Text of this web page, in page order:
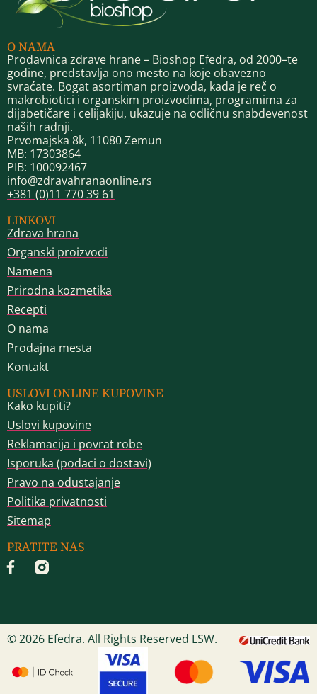
O NAMA
Prodavnica zdrave hrane – Bioshop Efedra, od 2000–te
godine, predstavlja ono mesto na koje obavezno
svraćate. Bogat asortiman proizvoda, kada je reč o
makrobiotici i organskim proizvodima, programima za
dijabetičare i celijakiju, ukazuje na odličnu snabdevenost
naših radnji.
Prvomajska 8k, 11080 Zemun
MB: 17303864
PIB: 100092467
info@zdravahranaonline.rs
+381 (0)11 770 39 61
LINKOVI
Zdrava hrana
Organski proizvodi
Namena
Prirodna kozmetika
Recepti
O nama
Prodajna mesta
Kontakt
USLOVI ONLINE KUPOVINE
Kako kupiti?
Uslovi kupovine
Reklamacija i povrat robe
Isporuka (podaci o dostavi)
Pravo na odustajanje
Politika privatnosti
Sitemap
PRATITE NAS
© 2026 Efedra. All Rights Reserved LSW.